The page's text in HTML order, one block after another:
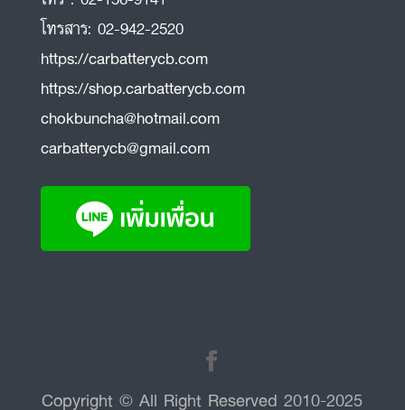
โทรสาร: 02-942-2520
https://carbatterycb.com
https://shop.carbatterycb.com
chokbuncha@hotmail.com
carbatterycb@gmail.com
Copyright © All Right Reserved 2010-2025